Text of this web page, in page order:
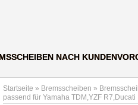
NACH
Startseite » Bremsscheiben »
passend für Yamaha TDM,YZF R7,Ducati